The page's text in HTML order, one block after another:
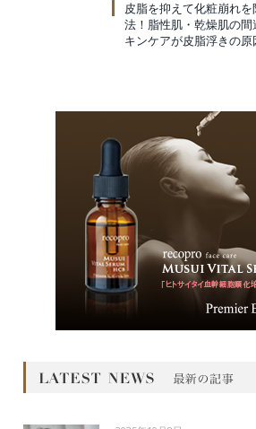
皮脂を抑えて化粧崩れを
法！脂性肌・乾燥肌の間
キンケアが皮脂浮きの原